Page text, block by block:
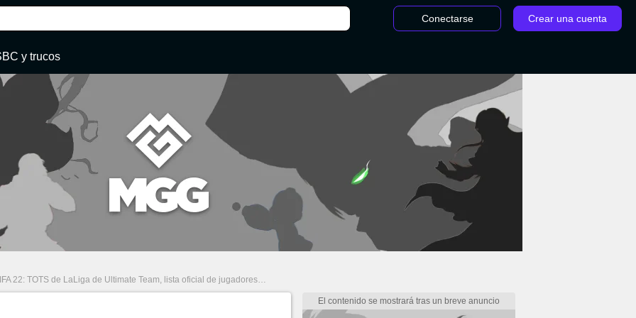
Conectarse Crear una cuenta
y trucos
22: TOTS de LaLiga de Ultimate Team, lista oficial de jugadores disponibles